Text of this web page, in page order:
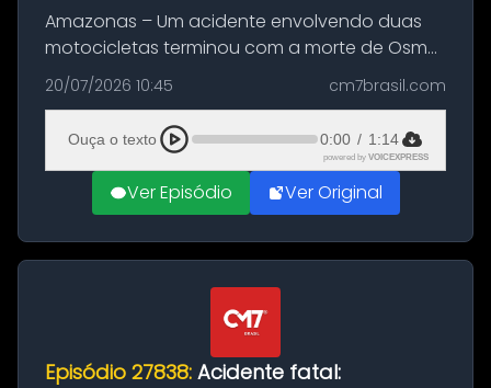
Amazonas – Um acidente envolvendo duas
motocicletas terminou com a morte de Osmar
Figueiredo de Souza, de 38 anos, no município
de São Sebastião do Uatumã, no interior do
Amazonas. A colisão ocorreu n...
20/07/2026 10:45 cm7brasil.com
Ouça o texto 0:00 / 1:14
powered by VOICEXPRESS
Ver Episódio Ver Original
Episódio 27838: Acidente fatal: